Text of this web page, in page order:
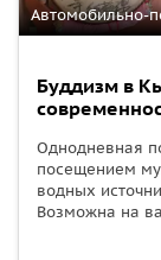
Автомобильно-
Буддизм в
Однодневная
посещением
водных
Возможна на